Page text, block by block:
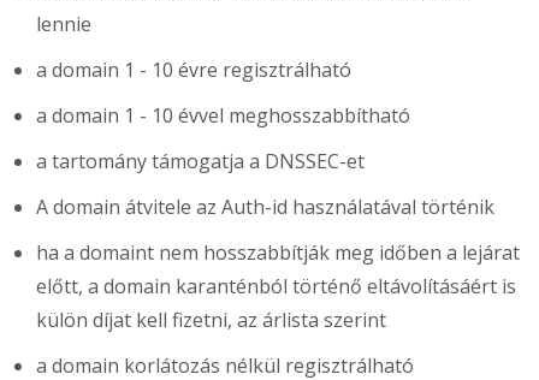
lennie
a domain 1 - 10 évre regisztrálható
a domain 1 - 10 évvel meghosszabbítható
a tartomány támogatja a DNSSEC-et
A domain átvitele az Auth-id használatával történik
ha a domaint nem hosszabbítják meg időben a lejárat
előtt, a domain karanténból történő eltávolításáért is
külön díjat kell fizetni, az árlista szerint
a domain korlátozás nélkül regisztrálható